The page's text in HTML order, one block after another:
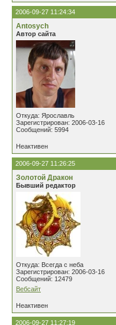
2006-09-27 11:24:34
Antosych
Автор сайта
Откуда: Ярославль
Зарегистрирован: 2006-03-16
Сообщений: 5994
Неактивен
2006-09-27 11:26:25
Золотой Дракон
Бывший редактор
Откуда: Всегда с неба
Зарегистрирован: 2006-03-16
Сообщений: 12479
Вебсайт
Неактивен
2006-09-27 11:27:19